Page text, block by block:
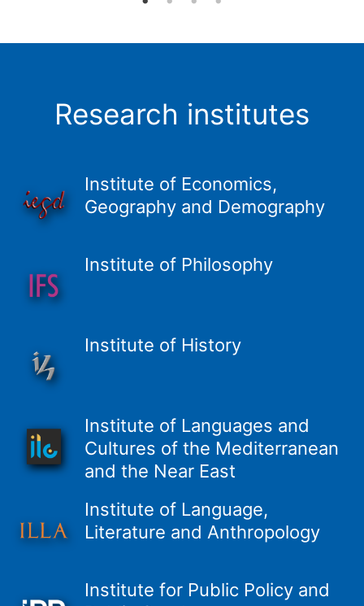
Research institutes
Institute of Economics,
Geography and Demography
Institute of Philosophy
Institute of History
Institute of Languages and
Cultures of the Mediterranean
and the Near East
Institute of Language,
Literature and Anthropology
Institute for Public Policy and